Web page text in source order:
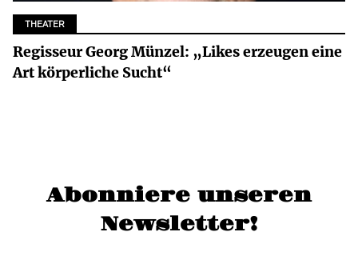
THEATER
Regisseur Georg Münzel: „Likes erzeugen eine
Art körperliche Sucht“
Abonniere unseren
Newsletter!